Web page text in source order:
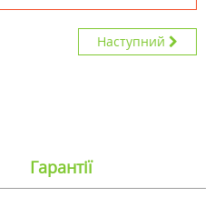
Наступний
Гарантії